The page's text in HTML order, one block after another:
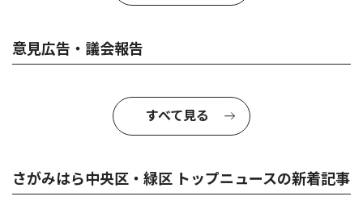
意見広告・議会報告
すべて見る
さがみはら中央区・緑区 トップニュースの新着記事